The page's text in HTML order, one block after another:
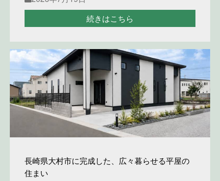
続きはこちら
長崎県大村市に完成した、広々暮らせる平屋の
住まい